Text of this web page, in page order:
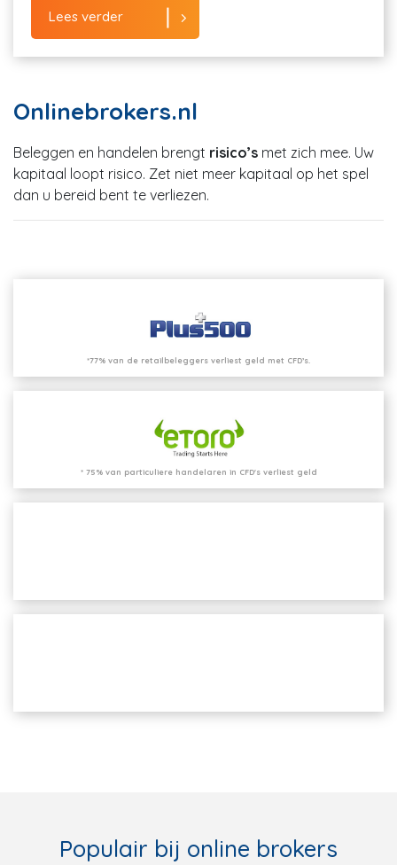
Lees verder
Onlinebrokers.nl
Beleggen en handelen brengt risico’s met zich mee. Uw
kapitaal loopt risico. Zet niet meer kapitaal op het spel
dan u bereid bent te verliezen.
*77% van de retailbeleggers verliest geld met CFD’s.
* 75% van particuliere handelaren in CFD's verliest geld
Populair bij online brokers